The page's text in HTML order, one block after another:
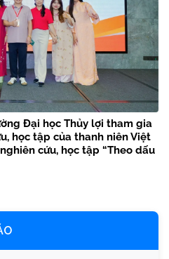
Đại học Thủy lợi tham gia
học tập của thanh niên Việt
cứu, học tập “Theo dấu